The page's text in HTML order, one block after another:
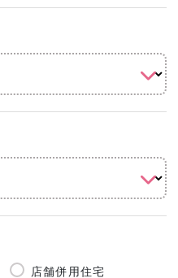
店舗併用住宅